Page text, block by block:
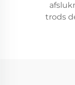
trods